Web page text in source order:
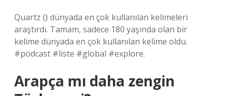
Quartz () dünyada en çok kullanılan kelimeleri
araştırdı. Tamam, sadece 180 yaşında olan bir
kelime dünyada en çok kullanılan kelime oldu.
#podcast #liste #global #explore.
Arapça mı daha zengin